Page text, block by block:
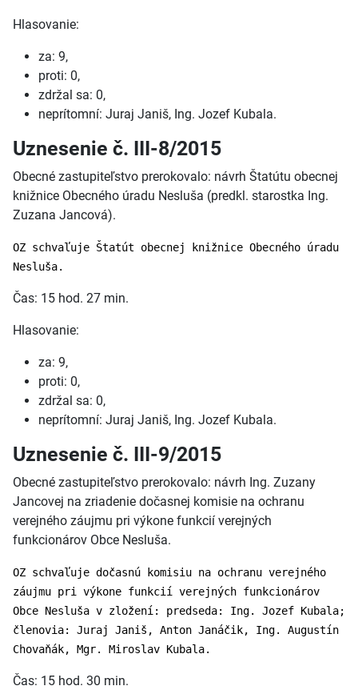
Hlasovanie:
za: 9,
proti: 0,
zdržal sa: 0,
neprítomní: Juraj Janiš, Ing. Jozef Kubala.
Uznesenie č. III-8/2015
Obecné zastupiteľstvo prerokovalo: návrh Štatútu obecnej
knižnice Obecného úradu Nesluša (predkl. starostka Ing.
Zuzana Jancová).
OZ schvaľuje Štatút obecnej knižnice Obecného úradu
Nesluša.
Čas: 15 hod. 27 min.
Hlasovanie:
za: 9,
proti: 0,
zdržal sa: 0,
neprítomní: Juraj Janiš, Ing. Jozef Kubala.
Uznesenie č. III-9/2015
Obecné zastupiteľstvo prerokovalo: návrh Ing. Zuzany
Jancovej na zriadenie dočasnej komisie na ochranu
verejného záujmu pri výkone funkcií verejných
funkcionárov Obce Nesluša.
OZ schvaľuje dočasnú komisiu na ochranu verejného
záujmu pri výkone funkcií verejných funkcionárov
Obce Nesluša v zložení: predseda: Ing. Jozef Kubala;
členovia: Juraj Janiš, Anton Janáčik, Ing. Augustín
Chovaňák, Mgr. Miroslav Kubala.
Čas: 15 hod. 30 min.